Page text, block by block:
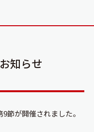
知らせ
節が開催されました。